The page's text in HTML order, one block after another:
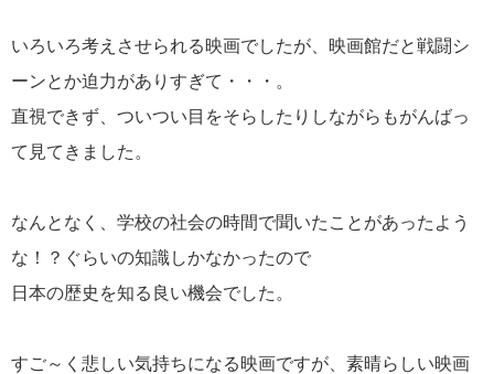
いろいろ考えさせられる映画でしたが、映画館だと戦闘シ
ーンとか迫力がありすぎて・・・。
直視できず、ついつい目をそらしたりしながらもがんばっ
て見てきました。
なんとなく、学校の社会の時間で聞いたことがあったよう
な！？ぐらいの知識しかなかったので
日本の歴史を知る良い機会でした。
すご～く悲しい気持ちになる映画ですが、素晴らしい映画